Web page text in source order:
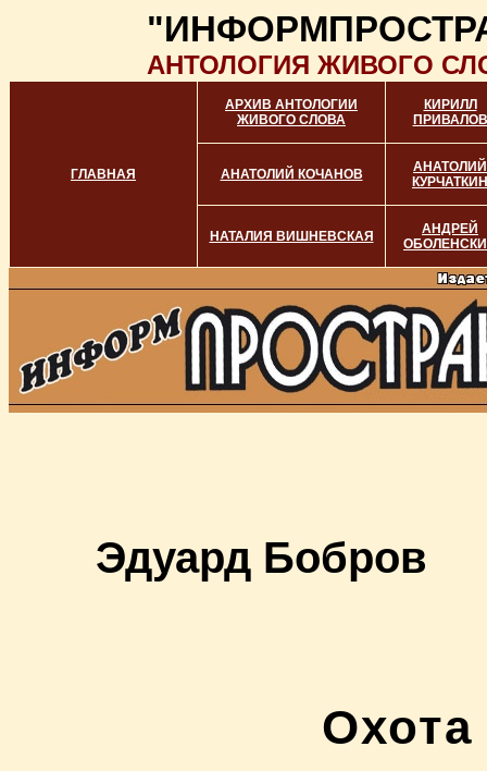
АНТОЛОГИЯ ЖИВОГО
ГЛАВНАЯ
АРХИВ АНТОЛОГИИ
ЖИВОГО СЛОВА
КИРИЛЛ
ПРИВАЛОВ
АНАТОЛИЙ КОЧАНОВ
АНАТОЛИЙ
КУРЧАТКИН
НАТАЛИЯ ВИШНЕВСКАЯ
АНДРЕЙ
Эдуард Бобров
Охота